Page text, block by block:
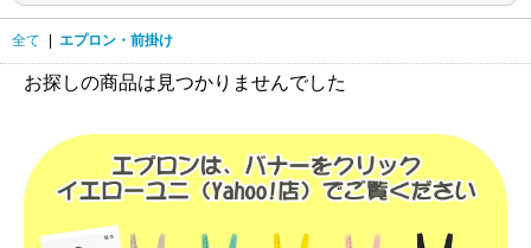
全て エプロン・前掛け
お探しの商品は見つかりませんでした